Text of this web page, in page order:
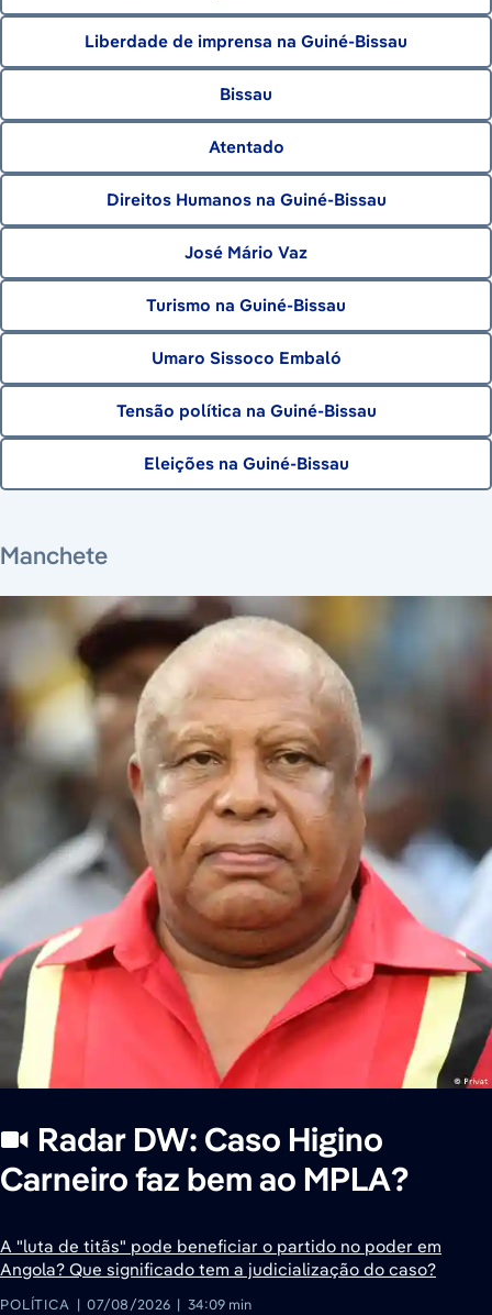
Liberdade de imprensa na Guiné-Bissau
Bissau
Atentado
Direitos Humanos na Guiné-Bissau
José Mário Vaz
Turismo na Guiné-Bissau
Umaro Sissoco Embaló
Tensão política na Guiné-Bissau
Eleições na Guiné-Bissau
Manchete
Radar DW: Caso Higino
Carneiro faz bem ao MPLA?
A "luta de titãs" pode beneficiar o partido no poder em
Angola? Que significado tem a judicialização do caso?
POLÍTICA 07/08/2026
7 de agosto de 2026
34:09 min